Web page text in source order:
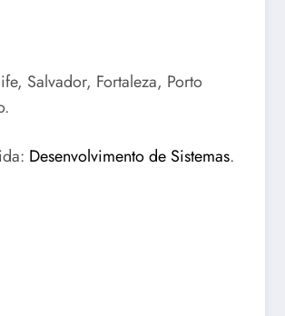
Salvador, Fortaleza, Porto
Desenvolvimento de Sistemas.